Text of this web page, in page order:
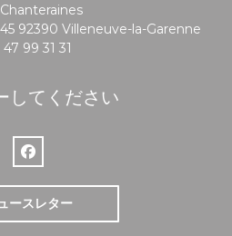
92390 Villeneuve-la-Garenne((新
47 99 31 31
してください
Facebook ((新しいウィンドウで開
ースレター